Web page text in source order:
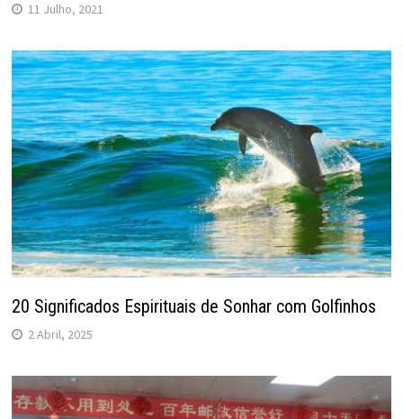
11 Julho, 2021
20 Significados Espirituais de Sonhar com Golfinhos
2 Abril, 2025